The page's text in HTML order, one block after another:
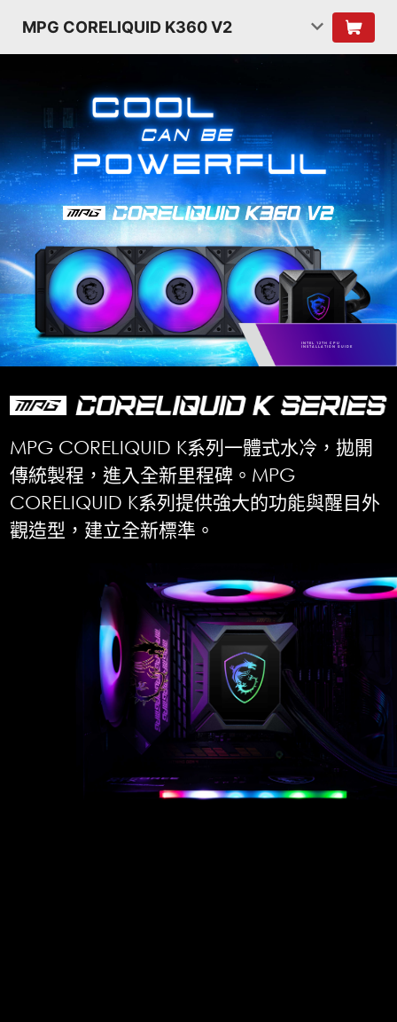
MPG CORELIQUID K360 V2
INTEL 12TH CPU
INSTALLATION GUIDE
MPG CORELIQUID K系列一體式水冷，拋開
傳統製程，進入全新里程碑。MPG
CORELIQUID K系列提供強大的功能與醒目外
觀造型，建立全新標準。